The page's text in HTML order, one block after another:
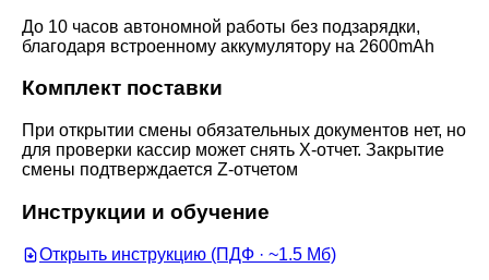
До 10 часов автономной работы без подзарядки,
благодаря встроенному аккумулятору на 2600mAh
Комплект поставки
При открытии смены обязательных документов нет, но
для проверки кассир может снять X-отчет. Закрытие
смены подтверждается Z-отчетом
Инструкции и обучение
Открыть инструкцию (ПДФ · ~1.5 Мб)